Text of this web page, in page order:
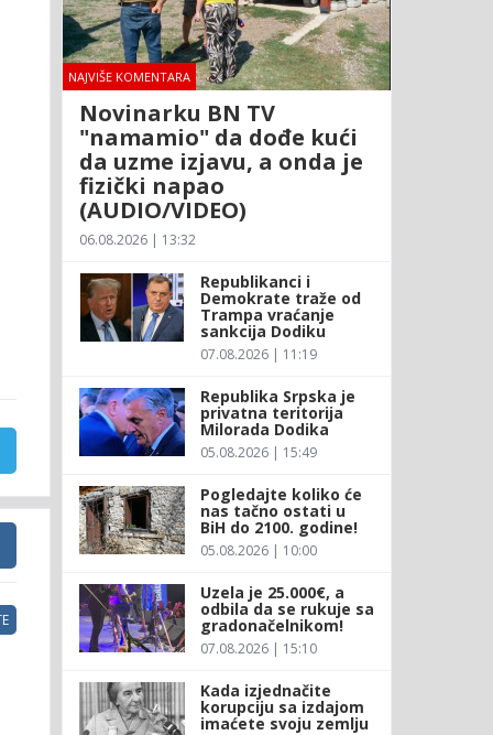
NAJVIŠE KOMENTARA
Novinarku BN TV
"namamio" da dođe kući
da uzme izjavu, a onda je
fizički napao
(AUDIO/VIDEO)
06.08.2026 | 13:32
Republikanci i
Demokrate traže od
Trampa vraćanje
sankcija Dodiku
07.08.2026 | 11:19
Republika Srpska je
privatna teritorija
Milorada Dodika
05.08.2026 | 15:49
Pogledajte koliko će
nas tačno ostati u
BiH do 2100. godine!
05.08.2026 | 10:00
Uzela je 25.000€, a
odbila da se rukuje sa
gradonačelnikom!
07.08.2026 | 15:10
Kada izjednačite
korupciju sa izdajom
imaćete svoju zemlju